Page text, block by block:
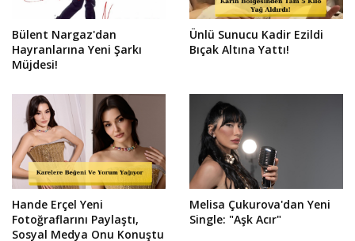
Bülent Nargaz'dan
Hayranlarına Yeni Şarkı
Müjdesi!
Ünlü Sunucu Kadir Ezildi
Bıçak Altına Yattı!
Hande Erçel Yeni
Fotoğraflarını Paylaştı,
Sosyal Medya Onu Konuştu
Melisa Çukurova'dan Yeni
Single: "Aşk Acır"